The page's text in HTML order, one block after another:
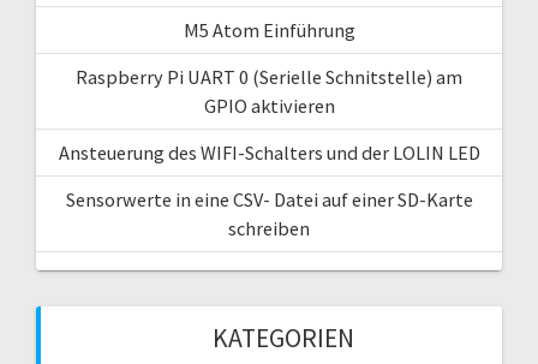
M5 Atom Einführung
Raspberry Pi UART 0 (Serielle Schnitstelle) am
GPIO aktivieren
Ansteuerung des WIFI-Schalters und der LOLIN LED
Sensorwerte in eine CSV- Datei auf einer SD-Karte
schreiben
KATEGORIEN